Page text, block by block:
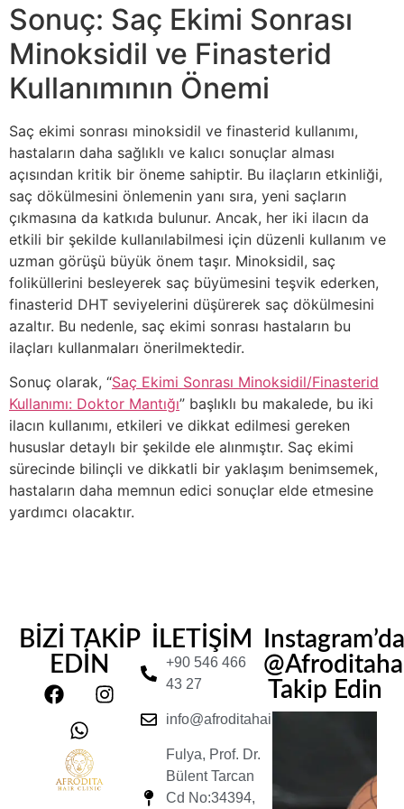
Sonuç: Saç Ekimi Sonrası
Minoksidil ve Finasterid
Kullanımının Önemi
Saç ekimi sonrası minoksidil ve finasterid kullanımı,
hastaların daha sağlıklı ve kalıcı sonuçlar alması
açısından kritik bir öneme sahiptir. Bu ilaçların etkinliği,
saç dökülmesini önlemenin yanı sıra, yeni saçların
çıkmasına da katkıda bulunur. Ancak, her iki ilacın da
etkili bir şekilde kullanılabilmesi için düzenli kullanım ve
uzman görüşü büyük önem taşır. Minoksidil, saç
foliküllerini besleyerek saç büyümesini teşvik ederken,
finasterid DHT seviyelerini düşürerek saç dökülmesini
azaltır. Bu nedenle, saç ekimi sonrası hastaların bu
ilaçları kullanmaları önerilmektedir.
Sonuç olarak, “Saç Ekimi Sonrası Minoksidil/Finasterid
Kullanımı: Doktor Mantığı” başlıklı bu makalede, bu iki
ilacın kullanımı, etkileri ve dikkat edilmesi gereken
hususlar detaylı bir şekilde ele alınmıştır. Saç ekimi
sürecinde bilinçli ve dikkatli bir yaklaşım benimsemek,
hastaların daha memnun edici sonuçlar elde etmesine
yardımcı olacaktır.
BİZİ TAKİP
EDİN
İLETİŞİM
+90 546 466
43 27
info@afroditahairclinic.com
Fulya, Prof. Dr.
Bülent Tarcan
Cd No:34394,
Instagram’da
Takip Edin